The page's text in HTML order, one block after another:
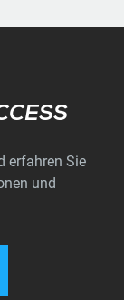
erfahren Sie
und